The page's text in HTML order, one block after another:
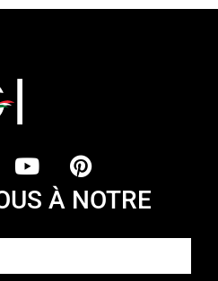
À NOTRE